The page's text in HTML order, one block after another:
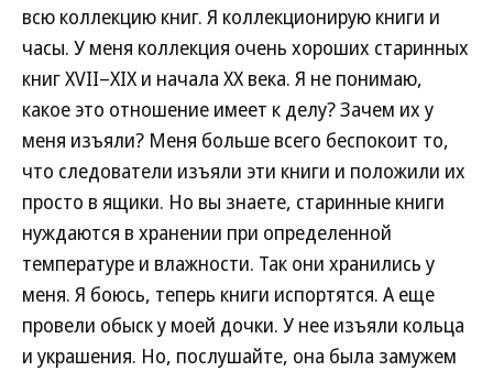
всю коллекцию книг. Я коллекционирую книги и
часы. У меня коллекция очень хороших старинных
книг XVII–XIX и начала XX века. Я не понимаю,
какое это отношение имеет к делу? Зачем их у
меня изъяли? Меня больше всего беспокоит то,
что следователи изъяли эти книги и положили их
просто в ящики. Но вы знаете, старинные книги
нуждаются в хранении при определенной
температуре и влажности. Так они хранились у
меня. Я боюсь, теперь книги испортятся. А еще
провели обыск у моей дочки. У нее изъяли кольца
и украшения. Но, послушайте, она была замужем